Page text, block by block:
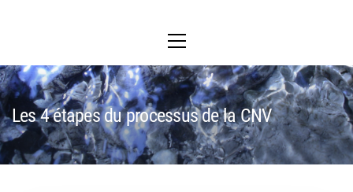
Menu
Les 4 étapes du processus de la CNV